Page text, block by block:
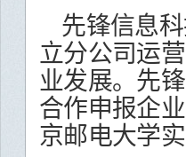
先锋信息科
立分公司运
业发展。先
合作申报企
京邮电大学